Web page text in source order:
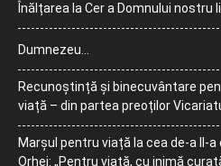
Înălțarea la Cer a Domnului nostru
Dumnezeu…
Recunoștință și binecuvântare
viață – din partea preoților
Marșul pentru viață la cea de-a II-a
Orhei: „Pentru viață, cu inimă